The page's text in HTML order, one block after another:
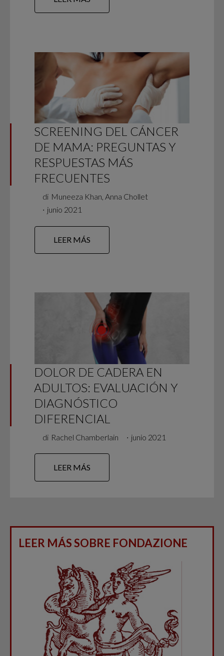
SCREENING DEL CÁNCER
DE MAMA: PREGUNTAS Y
RESPUESTAS MÁS
FRECUENTES
di Muneeza Khan, Anna Chollet
∙ junio 2021
LEER MÁS
DOLOR DE CADERA EN
ADULTOS: EVALUACIÓN Y
DIAGNÓSTICO
DIFERENCIAL
di Rachel Chamberlain ∙ junio 2021
LEER MÁS
LEER MÁS SOBRE FONDAZIONE